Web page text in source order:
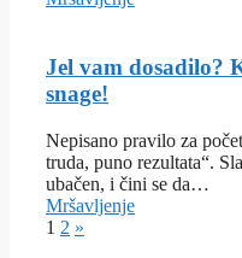
Jel vam dosadilo?
snage!
Nepisano pravilo za
truda, puno rezultata“.
ubačen, i čini se da…
Mršavljenje
1 2 »